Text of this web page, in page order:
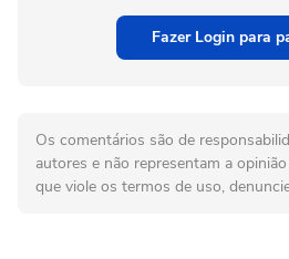
Fazer Login para
Os comentários são de
autores e não representam a
que viole os termos de uso,